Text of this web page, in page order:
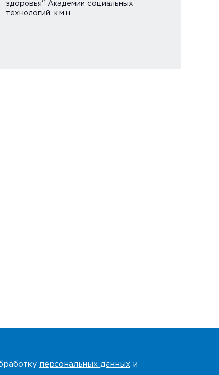
здоровья" Академии социальных
технологий, к.м.н.
персональных данных и